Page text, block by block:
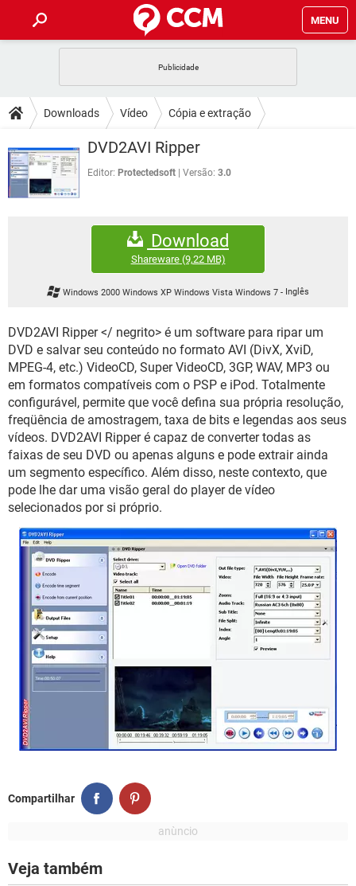
MENU
CELULAR FACEBOOK
OUTLOOK EXCEL
INSTAGRAM GMAIL
GUIA DE COMPRAS
DICAS
JOGOS
CELULAR
OUTLOOK
JOGOS WHATSAPP
CELULAR
EXCEL
GMAIL
FÓRUM
FACEBOOK
EXCEL
INSTAGRAM GMAIL
WHATSAPP
INSTAGRAM GMAIL
GUIA DE COMPRAS
Downloads Vídeo Cópia e extração
DVD2AVI Ripper
Editor: Protectedsoft Versão: 3.0
Download
Shareware(9,22 MB)
Windows 2000 Windows XP Windows Vista Windows 7- Inglês
DVD2AVI Ripper </ negrito> é um software para ripar um
DVD e salvar seu conteúdo no formato AVI (DivX, XviD,
MPEG-4, etc.) VideoCD, Super VideoCD, 3GP, WAV, MP3 ou
em formatos compatíveis com o PSP e iPod. Totalmente
configurável, permite que você defina sua própria resolução,
freqüência de amostragem, taxa de bits e legendas aos seus
vídeos. DVD2AVI Ripper é capaz de converter todas as
faixas de seu DVD ou apenas alguns e pode extrair ainda
um segmento específico. Além disso, neste contexto, que
pode lhe dar uma visão geral do player de vídeo
selecionados por si próprio.
Compartilhar
Veja também